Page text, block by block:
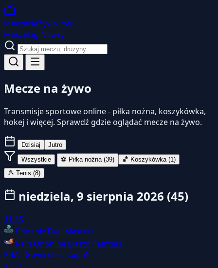
MeczeNaZywo .xyz
MeczeLigiNewsy
Mecze na żywo
Transmisje sportowe online - piłka nożna, koszykówka,
hokej i więcej. Sprawdź gdzie oglądać mecze na żywo.
Dzisiaj
Jutro
Wszystkie
⚽ Piłka nożna (39) 🏀 Koszykówka (1)
🎾 Tenis (8)
niedziela, 9 sierpnia 2026 (45)
11:15
Phoenix Fuel Masters
Rain Or Shine Elasto Painters
PBA - Governors Cup ⚽